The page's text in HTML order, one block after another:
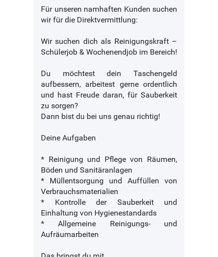
Für unseren namhaften Kunden suchen
wir für die Direktvermittlung:
Wir suchen dich als Reinigungskraft –
Schülerjob & Wochenendjob im Bereich!
Du möchtest dein Taschengeld
aufbessern, arbeitest gerne ordentlich
und hast Freude daran, für Sauberkeit
zu sorgen?
Dann bist du bei uns genau richtig!
Deine Aufgaben
* Reinigung und Pflege von Räumen,
Böden und Sanitäranlagen
* Müllentsorgung und Auffüllen von
Verbrauchsmaterialien
* Kontrolle der Sauberkeit und
Einhaltung von Hygienestandards
* Allgemeine Reinigungs- und
Aufräumarbeiten